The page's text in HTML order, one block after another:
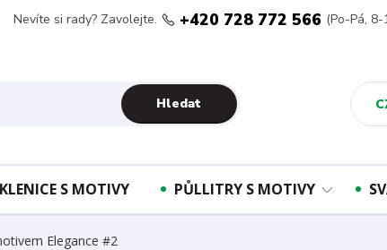
Hledat
Nevíte si rady? Zavolejte. +420 728 772 566 (Po-Pá, 8-
S MOTIVY PŮLLITRY S MOTIVY
Elegance #2